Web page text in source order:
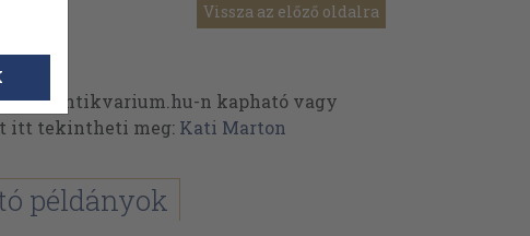
Vissza az előző oldalra
az Antikvarium.hu-n kapható vagy
itt tekintheti meg: Kati Marton
példányok